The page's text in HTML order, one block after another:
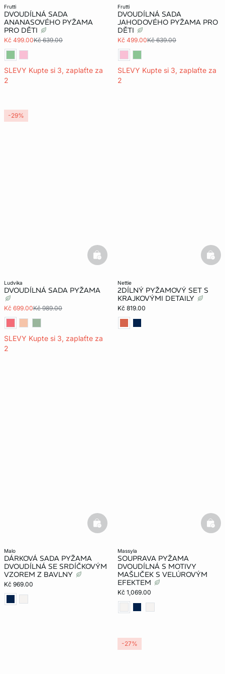
frutti
DVOUDÍLNÁ SADA
ANANASOVÉHO PYŽAMA
PRO DĚTI
Kč 499.00Kč 639.00
SLEVY Kupte si 3, zaplaťte za
2
frutti
DVOUDÍLNÁ SADA
JAHODOVÉHO PYŽAMA PRO
DĚTI
Kč 499.00Kč 639.00
SLEVY Kupte si 3, zaplaťte za
2
ludvika
DVOUDÍLNÁ SADA PYŽAMA
Kč 699.00Kč 989.00
SLEVY Kupte si 3, zaplaťte za
2
basketfull
-29%
nettie
2DÍLNÝ PYŽAMOVÝ SET S
KRAJKOVÝMI DETAILY
Kč 819.00
malo
DÁRKOVÁ SADA PYŽAMA
DVOUDÍLNÁ SE SRDÍČKOVÝM
VZOREM Z BAVLNY
Kč 969.00
basketfull
massyla
SOUPRAVA PYŽAMA
DVOUDÍLNÁ S MOTIVY
MAŠLIČEK S VELÚROVÝM
EFEKTEM
Kč 1,069.00
-27%